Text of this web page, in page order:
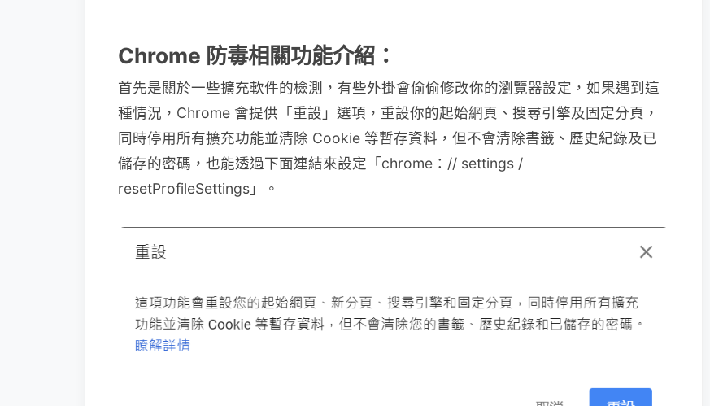
Chrome 防毒相關功能介紹：
首先是關於一些擴充軟件的檢測，有些外掛會偷偷修改你的瀏覽器設定，如果遇到這
種情況，Chrome 會提供「重設」選項，重設你的起始網頁、搜尋引擎及固定分頁，
同時停用所有擴充功能並清除 Cookie 等暫存資料，但不會清除書籤、歷史紀錄及已
儲存的密碼，也能透過下面連結來設定「chrome：// settings /
resetProfileSettings」。